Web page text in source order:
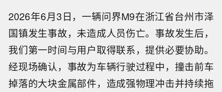
2026年6月3日，一辆问界M9在浙江省台州市泽
国镇发生事故，未造成人员伤亡。事故发生后，
我们第一时间与用户取得联系，提供必要协助。
经现场确认，事故为车辆行驶过程中，撞击前车
掉落的大块金属部件，造成强物理冲击并持续拖